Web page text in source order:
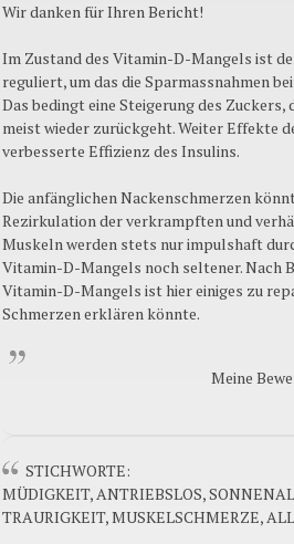
Wir danken für Ihren Bericht!
Im Zustand des Vitamin-D-Mangels ist
reguliert, um das die Sparmassnahmen
Das bedingt eine Steigerung des Zuckers,
meist wieder zurückgeht. Weiter Effekte
verbesserte Effizienz des Insulins.
Die anfänglichen Nackenschmerzen
Rezirkulation der verkrampften und
Muskeln werden stets nur impulshaft
Vitamin-D-Mangels noch seltener. Nach
Vitamin-D-Mangels ist hier einiges zu
Schmerzen erklären könnte.
Meine
STICHWORTE:
MÜDIGKEIT, ANTRIEBSLOS,
TRAURIGKEIT, MUSKELSCHMERZE,